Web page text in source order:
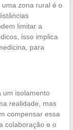
zona rural é o
limitar a
isso implica
para
um isolamento
realidade, mas
compensar essa
colaboração e o